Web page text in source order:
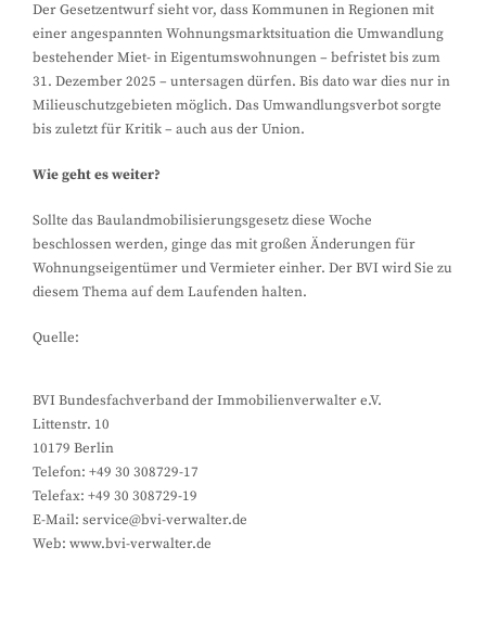
Der Gesetzentwurf sieht vor, dass Kommunen in Regionen mit
einer angespannten Wohnungsmarktsituation die Umwandlung
bestehender Miet- in Eigentumswohnungen – befristet bis zum
31. Dezember 2025 – untersagen dürfen. Bis dato war dies nur in
Milieuschutzgebieten möglich. Das Umwandlungsverbot sorgte
bis zuletzt für Kritik – auch aus der Union.
Wie geht es weiter?
Sollte das Baulandmobilisierungsgesetz diese Woche
beschlossen werden, ginge das mit großen Änderungen für
Wohnungseigentümer und Vermieter einher. Der BVI wird Sie zu
diesem Thema auf dem Laufenden halten.
Quelle:
BVI Bundesfachverband der Immobilienverwalter e.V.
Littenstr. 10
10179 Berlin
Telefon: +49 30 308729-17
Telefax: +49 30 308729-19
E-Mail: service@bvi-verwalter.de
Web: www.bvi-verwalter.de